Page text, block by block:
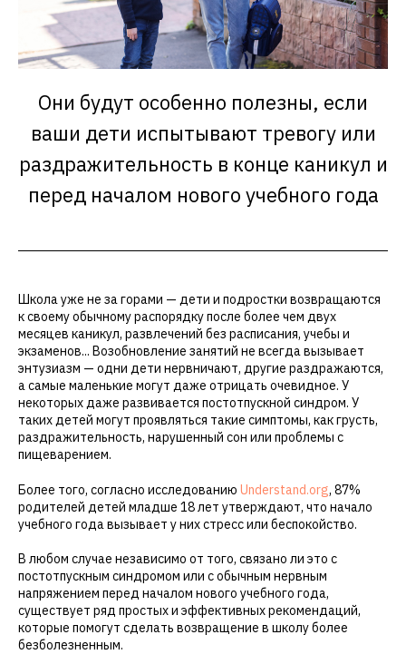
Они будут особенно полезны, если
ваши дети испытывают тревогу или
раздражительность в конце каникул и
перед началом нового учебного года
Школа уже не за горами — дети и подростки возвращаются
к своему обычному распорядку после более чем двух
месяцев каникул, развлечений без расписания, учебы и
экзаменов... Возобновление занятий не всегда вызывает
энтузиазм — одни дети нервничают, другие раздражаются,
а самые маленькие могут даже отрицать очевидное. У
некоторых даже развивается постотпускной синдром. У
таких детей могут проявляться такие симптомы, как грусть,
раздражительность, нарушенный сон или проблемы с
пищеварением.
Более того, согласно исследованию Understand.org, 87%
родителей детей младше 18 лет утверждают, что начало
учебного года вызывает у них стресс или беспокойство.
В любом случае независимо от того, связано ли это с
постотпускным синдромом или с обычным нервным
напряжением перед началом нового учебного года,
существует ряд простых и эффективных рекомендаций,
которые помогут сделать возвращение в школу более
безболезненным.